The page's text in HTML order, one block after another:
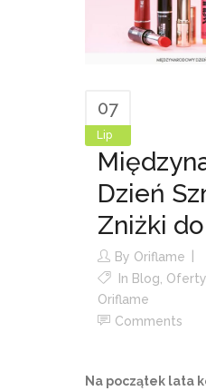
07
Lip
Dzień
Zniżki
By Oriflame
In Blog
Oriflame
Comments
Na początek lata